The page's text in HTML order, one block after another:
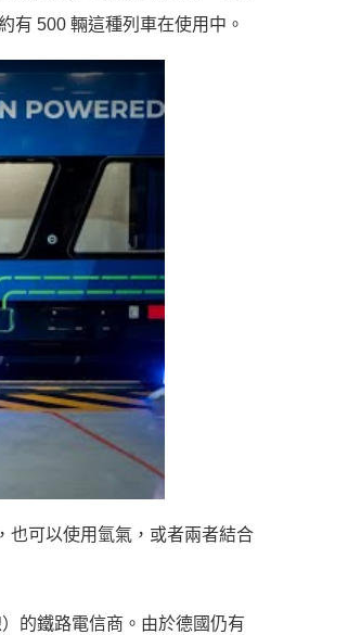
有 500 輛這種列車在使用中。
也可以使用氫氣，或者兩者結合
的鐵路電信商。由於德國仍有